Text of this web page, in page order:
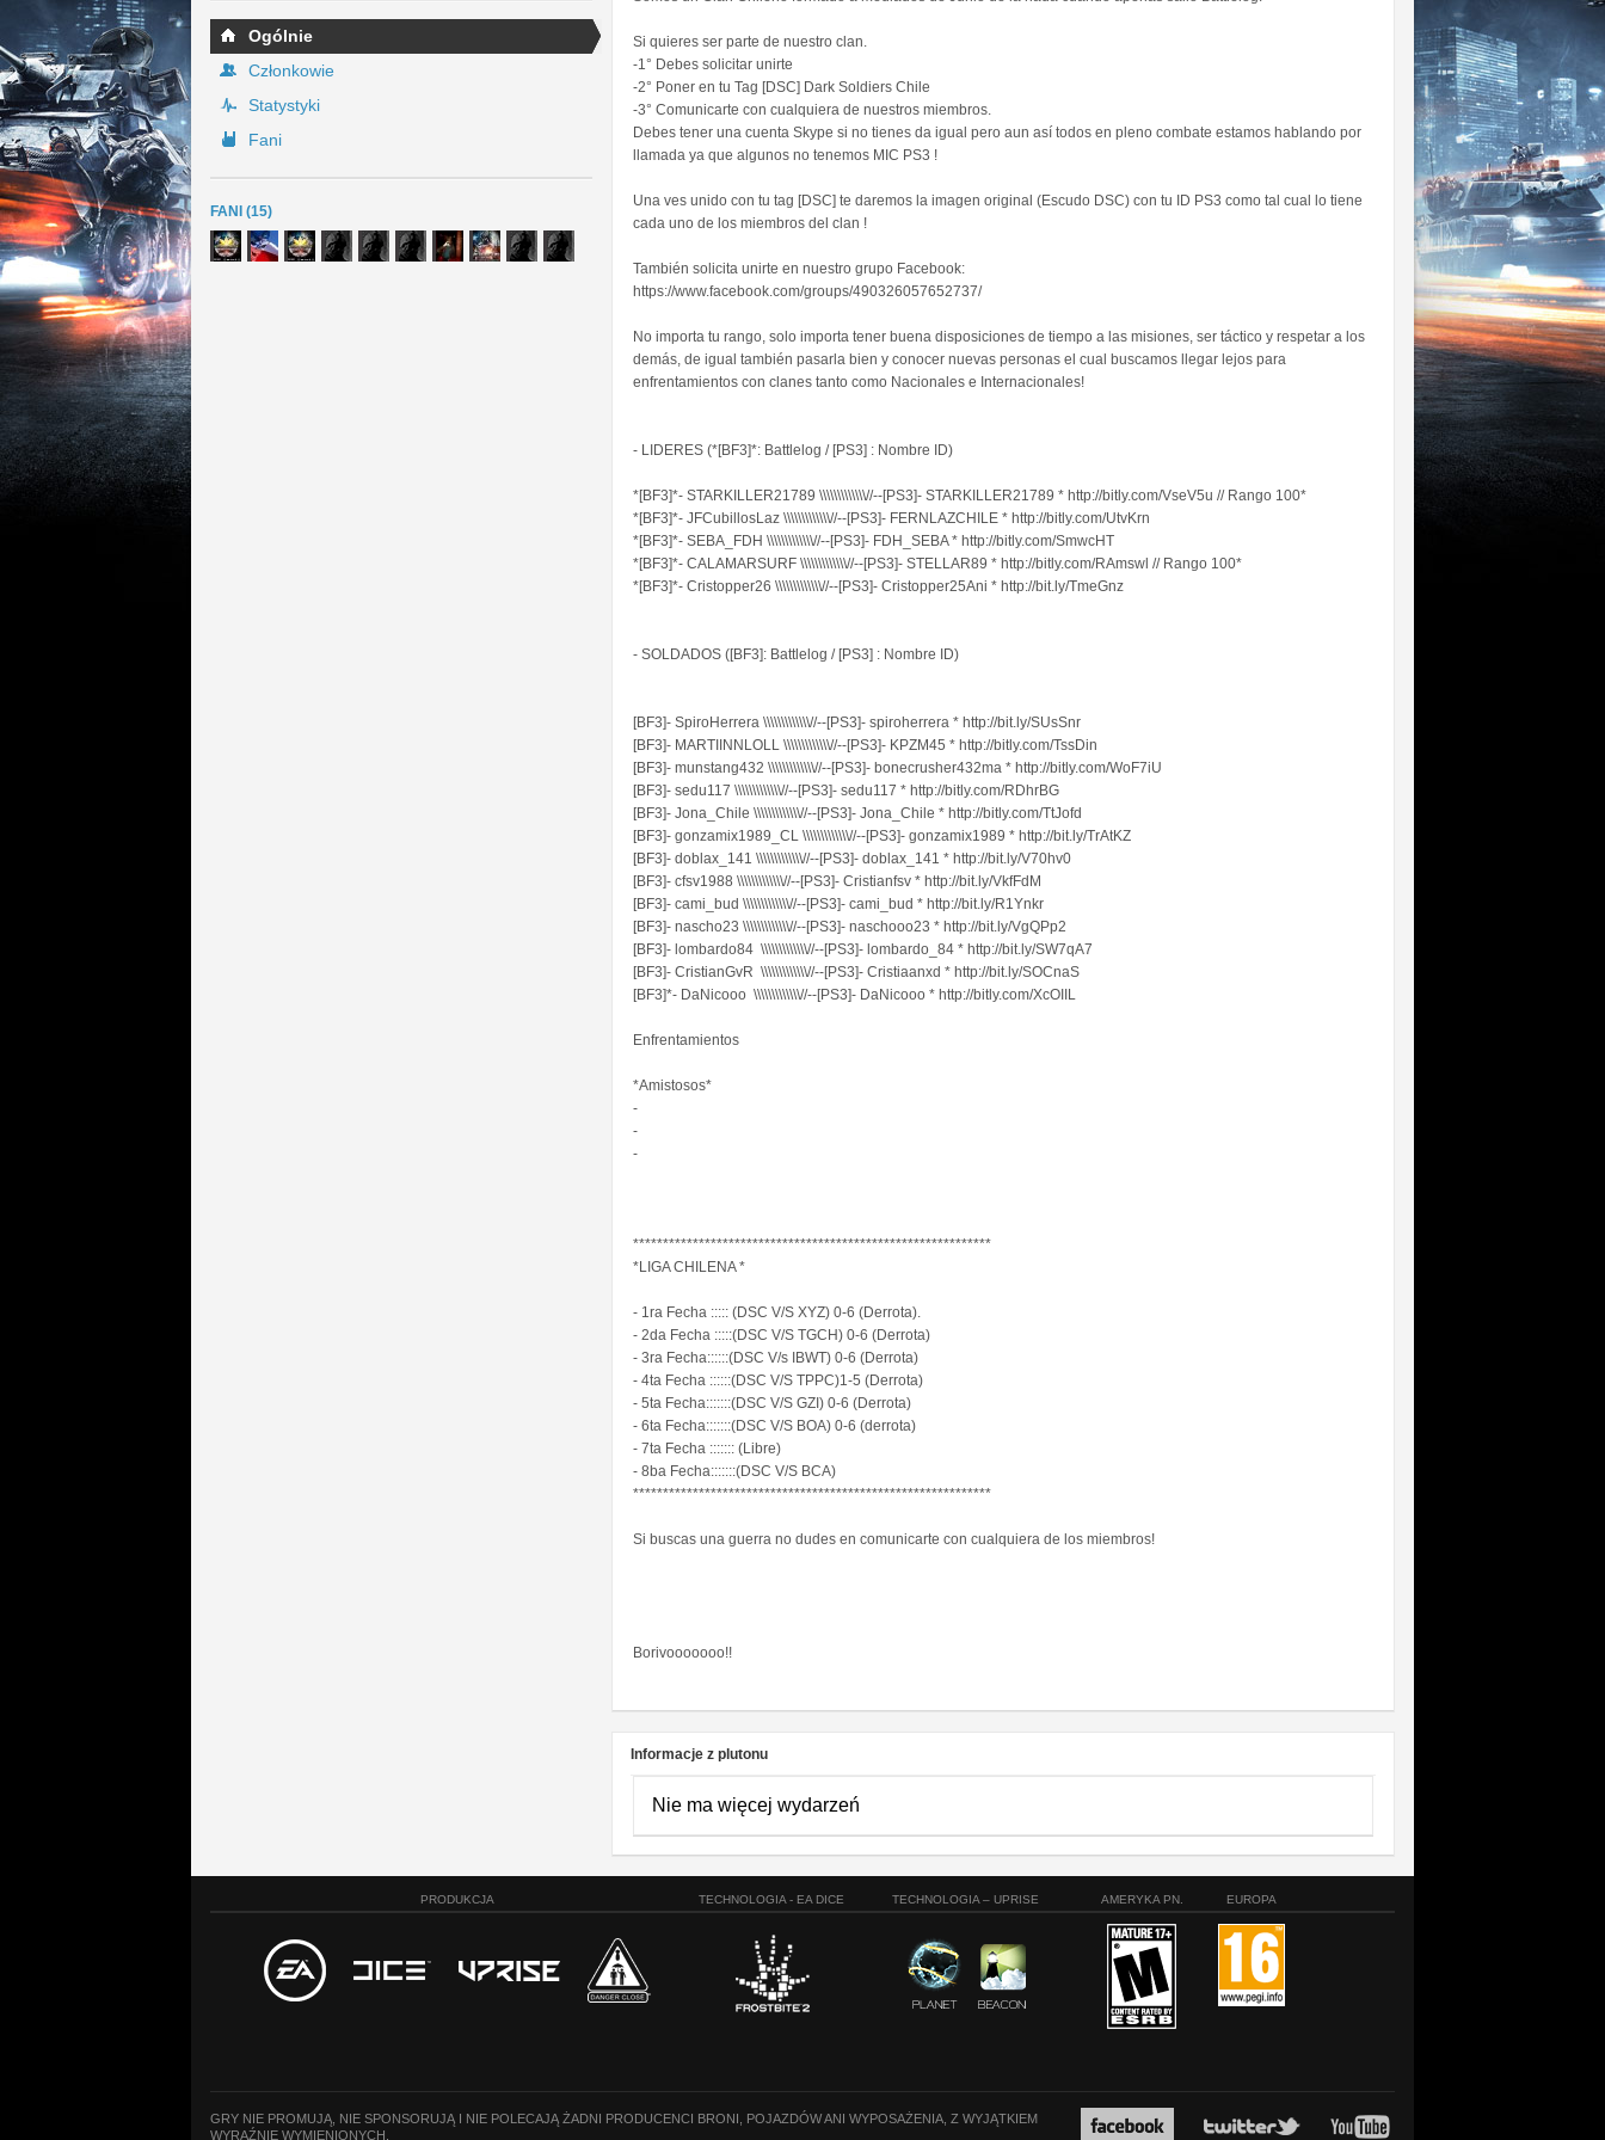
Ogólnie
Członkowie
Statystyki
Fani
FANI (15)
Si quieres ser parte de nuestro clan.
-1° Debes solicitar unirte
-2° Poner en tu Tag [DSC] Dark Soldiers Chile
-3° Comunicarte con cualquiera de nuestros miembros.
Debes tener una cuenta Skype si no tienes da igual pero aun así todos en pleno combate estamos hablando por
llamada ya que algunos no tenemos MIC PS3 !
Una ves unido con tu tag [DSC] te daremos la imagen original (Escudo DSC) con tu ID PS3 como tal cual lo tiene
cada uno de los miembros del clan !
También solicita unirte en nuestro grupo Facebook:
https://www.facebook.com/groups/490326057652737/
No importa tu rango, solo importa tener buena disposiciones de tiempo a las misiones, ser táctico y respetar a los
demás, de igual también pasarla bien y conocer nuevas personas el cual buscamos llegar lejos para
enfrentamientos con clanes tanto como Nacionales e Internacionales!
- LIDERES (*[BF3]*: Battlelog / [PS3] : Nombre ID)
*[BF3]*- STARKILLER21789 \\\\\\\\\\\\\//--[PS3]- STARKILLER21789 * http://bitly.com/VseV5u // Rango 100*
*[BF3]*- JFCubillosLaz \\\\\\\\\\\\\//--[PS3]- FERNLAZCHILE * http://bitly.com/UtvKrn
*[BF3]*- SEBA_FDH \\\\\\\\\\\\\//--[PS3]- FDH_SEBA * http://bitly.com/SmwcHT
*[BF3]*- CALAMARSURF \\\\\\\\\\\\\//--[PS3]- STELLAR89 * http://bitly.com/RAmswl // Rango 100*
*[BF3]*- Cristopper26 \\\\\\\\\\\\\//--[PS3]- Cristopper25Ani * http://bit.ly/TmeGnz
- SOLDADOS ([BF3]: Battlelog / [PS3] : Nombre ID)
[BF3]- SpiroHerrera \\\\\\\\\\\\\//--[PS3]- spiroherrera * http://bit.ly/SUsSnr
[BF3]- MARTIINNLOLL \\\\\\\\\\\\\//--[PS3]- KPZM45 * http://bitly.com/TssDin
[BF3]- munstang432 \\\\\\\\\\\\\//--[PS3]- bonecrusher432ma * http://bitly.com/WoF7iU
[BF3]- sedu117 \\\\\\\\\\\\\//--[PS3]- sedu117 * http://bitly.com/RDhrBG
[BF3]- Jona_Chile \\\\\\\\\\\\\//--[PS3]- Jona_Chile * http://bitly.com/TtJofd
[BF3]- gonzamix1989_CL \\\\\\\\\\\\\//--[PS3]- gonzamix1989 * http://bit.ly/TrAtKZ
[BF3]- doblax_141 \\\\\\\\\\\\\//--[PS3]- doblax_141 * http://bit.ly/V70hv0
[BF3]- cfsv1988 \\\\\\\\\\\\\//--[PS3]- Cristianfsv * http://bit.ly/VkfFdM
[BF3]- cami_bud \\\\\\\\\\\\\//--[PS3]- cami_bud * http://bit.ly/R1Ynkr
[BF3]- nascho23 \\\\\\\\\\\\\//--[PS3]- naschooo23 * http://bit.ly/VgQPp2
[BF3]- lombardo84 \\\\\\\\\\\\\//--[PS3]- lombardo_84 * http://bit.ly/SW7qA7
[BF3]- CristianGvR \\\\\\\\\\\\\//--[PS3]- Cristiaanxd * http://bit.ly/SOCnaS
[BF3]*- DaNicooo \\\\\\\\\\\\\//--[PS3]- DaNicooo * http://bitly.com/XcOIIL
Enfrentamientos
*Amistosos*
-
-
-
************************************************************
*LIGA CHILENA *
- 1ra Fecha ::::: (DSC V/S XYZ) 0-6 (Derrota).
- 2da Fecha :::::(DSC V/S TGCH) 0-6 (Derrota)
- 3ra Fecha::::::(DSC V/s IBWT) 0-6 (Derrota)
- 4ta Fecha ::::::(DSC V/S TPPC)1-5 (Derrota)
- 5ta Fecha:::::::(DSC V/S GZI) 0-6 (Derrota)
- 6ta Fecha:::::::(DSC V/S BOA) 0-6 (derrota)
- 7ta Fecha ::::::: (Libre)
- 8ba Fecha:::::::(DSC V/S BCA)
************************************************************
Si buscas una guerra no dudes en comunicarte con cualquiera de los miembros!
Borivooooooo!!
Informacje z plutonu
Nie ma więcej wydarzeń
PRODUKCJA TECHNOLOGIA - EA DICE TECHNOLOGIA – UPRISE AMERYKA PN. EUROPA
GRY NIE PROMUJĄ, NIE SPONSORUJĄ I NIE POLECAJĄ ŻADNI PRODUCENCI BRONI, POJAZDÓW ANI WYPOSAŻENIA, Z WYJĄTKIEM
WYRAŹNIE WYMIENIONYCH.